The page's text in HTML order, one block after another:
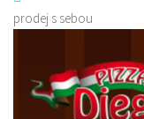
prodej s sebou